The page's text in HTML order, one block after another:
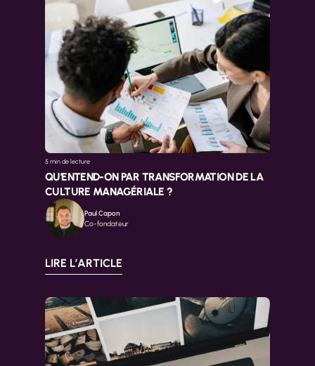
5 min de lecture
QU'ENTEND-ON PAR TRANSFORMATION DE LA
CULTURE MANAGÉRIALE ?
Paul Capon
Co-fondateur
LIRE L’ARTICLE